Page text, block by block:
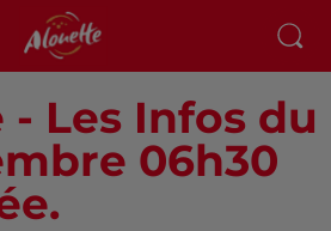
Les Infos du
06h30